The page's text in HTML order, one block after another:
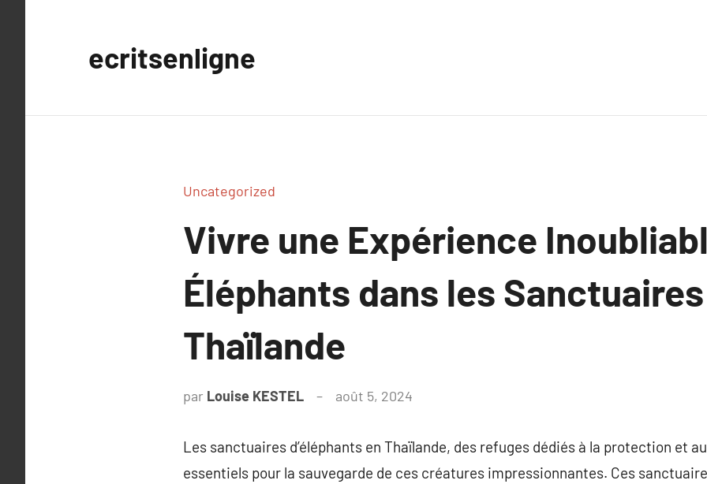
ecritsenligne
Uncategorized
Vivre une Expérience
Éléphants dans les
Thaïlande
par Louise KESTEL août 5, 2024
Les sanctuaires d’éléphants en Thaïlande, des refuges dédiés à la protection et
essentiels pour la sauvegarde de ces créatures impressionnantes. Ces